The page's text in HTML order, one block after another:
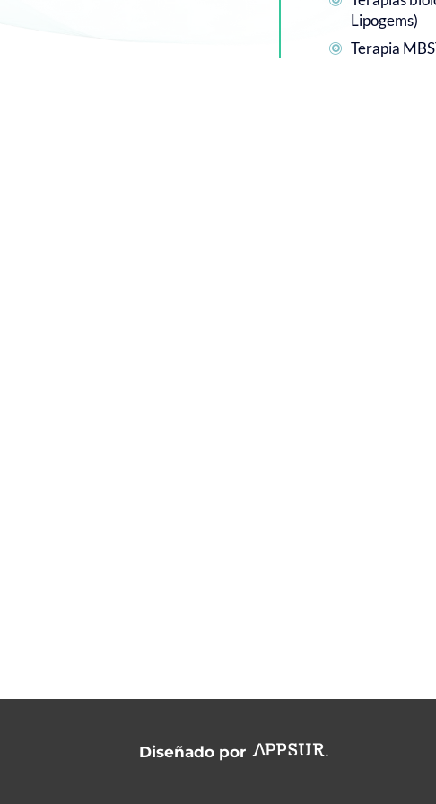
Lipogems)
 Terapia
Diseñado por